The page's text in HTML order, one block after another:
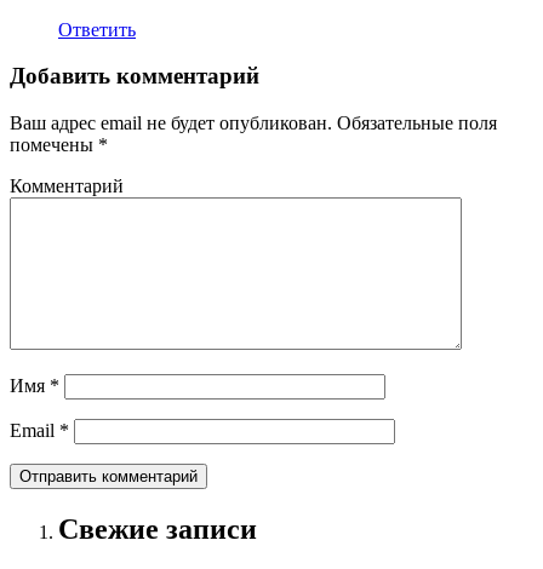
Ответить
Добавить комментарий
Ваш адрес email не будет опубликован. Обязательные поля
помечены *
Комментарий
Имя *
Email *
Свежие записи